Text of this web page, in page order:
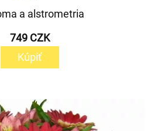
a alstrometria
749 CZK
Kúpiť